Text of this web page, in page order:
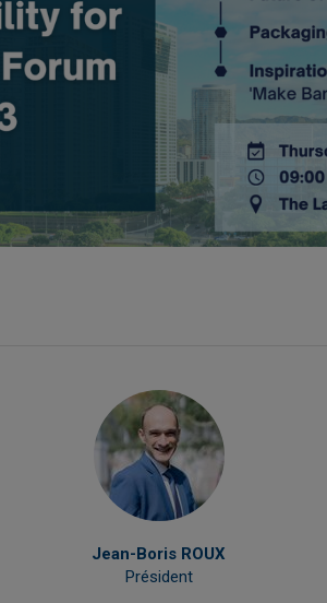
Jean-Boris ROUX
Président